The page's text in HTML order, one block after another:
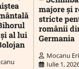
al lui
majore și
stricte
românii
Germania
Mocanu
Iulie 1,